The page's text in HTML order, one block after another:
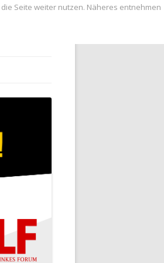
Seite weiter nutzen. Näheres entnehmen